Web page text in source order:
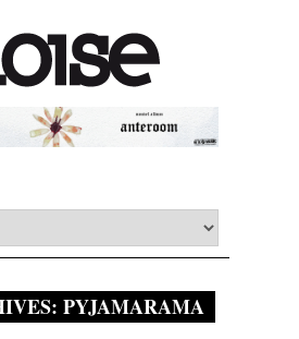
PYJAMARAMA